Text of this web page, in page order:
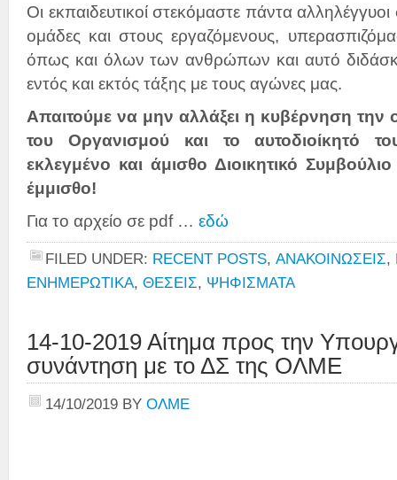
Οι εκπαιδευτικοί στεκόμαστε πάντα αλληλέγγυοι
ομάδες και στους εργαζόμενους,
όπως και όλων των ανθρώπων και αυτό
εντός και εκτός τάξης με τους αγώνες μας.
Απαιτούμε να μην αλλάξει η κυβέρνηση την
του Οργανισμού και το αυτοδιοίκητό
εκλεγμένο και άμισθο Διοικητικό
έμμισθο!
Για το αρχείο σε pdf … εδώ
FILED UNDER: RECENT POSTS, ΑΝΑΚΟΙΝΩΣΕΙΣ,
ΕΝΗΜΕΡΩΤΙΚΑ, ΘΕΣΕΙΣ, ΨΗΦΙΣΜΑΤΑ
14-10-2019 Αίτημα προς την
συνάντηση με το ΔΣ της ΟΛΜΕ
14/10/2019 BY ΟΛΜΕ